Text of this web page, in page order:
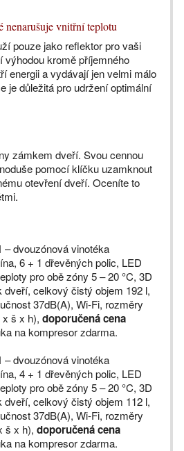
nenarušuje vnitřní teplotu
pouze jako reflektor pro vaši
kromě příjemného
energii a vydávají jen velmi málo
je důležitá pro udržení optimální
zámkem dveří. Svou cennou
pomocí klíčku uzamknout
otevření dveří. Oceníte to
– dvouzónová vinotéka
6 + 1 dřevěných polic, LED
pro obě zóny 5 – 20 °C, 3D
dveří, celkový čistý objem 192 l,
37dB(A), Wi-Fi, rozměry
š x h), doporučená cena
na kompresor zdarma.
– dvouzónová vinotéka
4 + 1 dřevěných polic, LED
pro obě zóny 5 – 20 °C, 3D
dveří, celkový čistý objem 112 l,
37dB(A), Wi-Fi, rozměry
š x h), doporučená cena
na kompresor zdarma.